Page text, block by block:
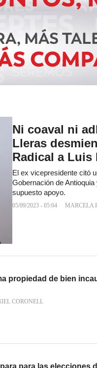
Ni coaval ni
Lleras
Radical a Luis
El ex vicepresidente citó
Gobernación de
supuesto apoyo.
05/09/2023 - 05:04 MARCELA
propiedad de bien
CORONELL
para las elecciones